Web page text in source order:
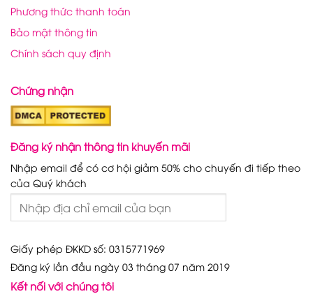
Phương thức thanh toán
Bảo mật thông tin
Chính sách quy định
Chứng nhận
Đăng ký nhận thông tin khuyến mãi
Nhập email để có cơ hội giảm 50% cho chuyến đi tiếp theo
của Quý khách
Giấy phép ĐKKD số: 0315771969
Đăng ký lần đầu ngày 03 tháng 07 năm 2019
Kết nối với chúng tôi